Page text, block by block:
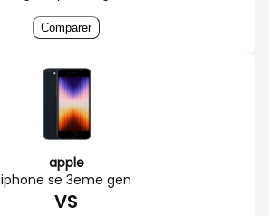
Comparer
apple
iphone se 3eme gen
VS